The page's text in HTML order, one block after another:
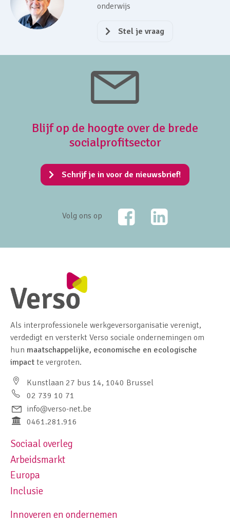
onderwijs
Stel je vraag
Blijf op de hoogte over de brede
socialprofitsector
Schrijf je in voor de nieuwsbrief!
Volg ons op
FacebookLinkedIn
Als interprofessionele werkgeversorganisatie verenigt,
verdedigt en versterkt Verso sociale ondernemingen om
hun maatschappelijke, economische en ecologische
impact te vergroten.
Kunstlaan 27 bus 14, 1040 Brussel
02 739 10 71
info@verso-net.be
0461.281.916
Footer navigation left
Sociaal overleg
Arbeidsmarkt
Europa
Inclusie
Footer navigation right
Innoveren en ondernemen